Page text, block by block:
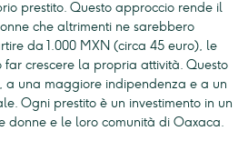
prestito. Questo approccio rende il
che altrimenti ne sarebbero
da 1.000 MXN (circa 45 euro), le
far crescere la propria attività. Questo
a una maggiore indipendenza e a un
Ogni prestito è un investimento in un
donne e le loro comunità di Oaxaca.